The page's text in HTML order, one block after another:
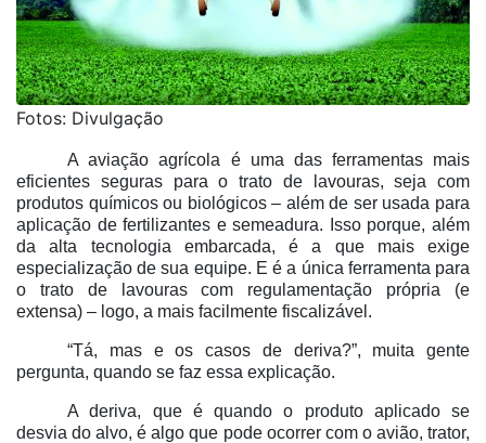
Fotos: Divulgação
A aviação agrícola é uma das ferramentas mais
eficientes seguras para o trato de lavouras, seja com
produtos químicos ou biológicos – além de ser usada para
aplicação de fertilizantes e semeadura. Isso porque, além
da alta tecnologia embarcada, é a que mais exige
especialização de sua equipe. E é a única ferramenta para
o trato de lavouras com regulamentação própria (e
extensa) – logo, a mais facilmente fiscalizável.
“Tá, mas e os casos de deriva?”, muita gente
pergunta, quando se faz essa explicação.
A deriva, que é quando o produto aplicado se
desvia do alvo, é algo que pode ocorrer com o avião, trator,